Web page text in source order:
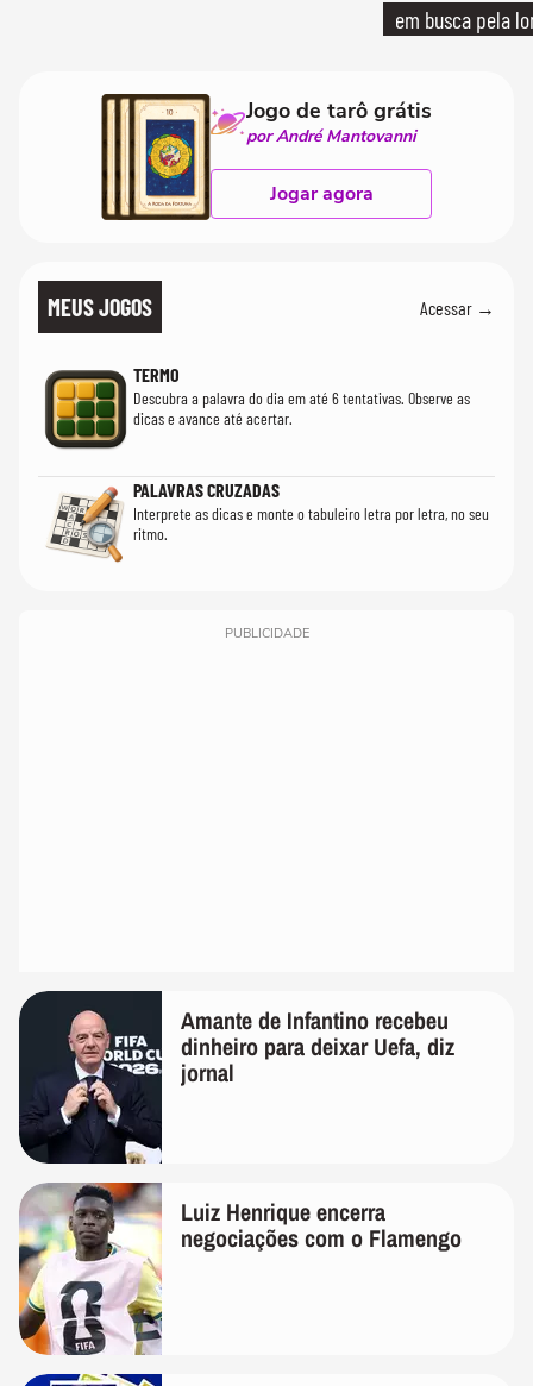
em busca pela
Jogo de tarô grátis
por André Mantovanni
Jogar agora
MEUS JOGOS Acessar →
TERMO
Descubra a palavra do dia em até 6 tentativas. Observe as
dicas e avance até acertar.
PALAVRAS CRUZADAS
Interprete as dicas e monte o tabuleiro letra por letra, no seu
ritmo.
PUBLICIDADE
Amante de Infantino recebeu
dinheiro para deixar Uefa, diz
jornal
Luiz Henrique encerra
negociações com o Flamengo